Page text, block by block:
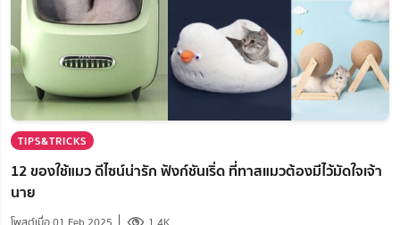
พื้นไม้จริง
พื้นไม้เทียม
ค้นหาช่าง
HomeHuk
โซฟา
กระเบื้องหินธรรมชาติ
กระเบื้องดินเผา
พื้นกระเบื้องภายนอก
กระเบื้องหน้าบ้าน
กระเบื้องเซรามิก และพอร์ซเลน
เก้าอี้ทำงาน
Modernform
ผ้าห่ม
พื้นลามิเนต
พื้นไม้และกระเบื้อง
กระเบื้องพื้นและผนัง
พื้นระเบียง
TIPS&TRICKS
12 ของใช้แมว ดีไซน์น่ารัก ฟังก์ชันเริ่ด ที่ทาสแมวต้องมีไว้มัดใจเจ้า
นาย